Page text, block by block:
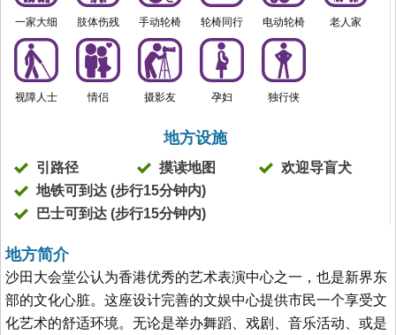
一家大细 肢体伤残 手动轮椅 轮椅同行 电动轮椅 老人家
视障人士 情侣 摄影友 孕妇 独行侠
地方设施
引路径 摸读地图
欢迎导盲犬
地铁可到达 (步行15分钟内)
巴士可到达 (步行15分钟内)
地方简介
沙田大会堂公认为香港优秀的艺术表演中心之一，也是新界东
部的文化心脏。这座设计完善的文娱中心提供市民一个享受文
化艺术的舒适环境。无论是举办舞蹈、戏剧、音乐活动、或是